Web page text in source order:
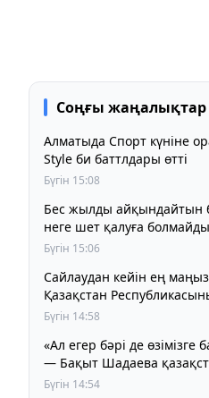
Соңғы жаңалықтар
Алматыда Спорт күніне
Style би баттлдары өтті
Бүгін 15:08
Бес жылды айқындайтын
неге шет қалуға
Бүгін 15:06
Сайлаудан кейін ең
Қазақстан
қалай жұмыс істейді?
Бүгін 14:58
«Ал егер бәрі де
— Бақыт Шадаева
ойлануға шақырды
Бүгін 14:54